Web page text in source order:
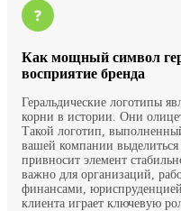
Как мощный символ
восприятие бренда
Геральдические логотипы
корни в истории. Они
Такой логотип,
вашей компании
привносит элемент
важно для организаций,
финансами,
клиента играет ключевую